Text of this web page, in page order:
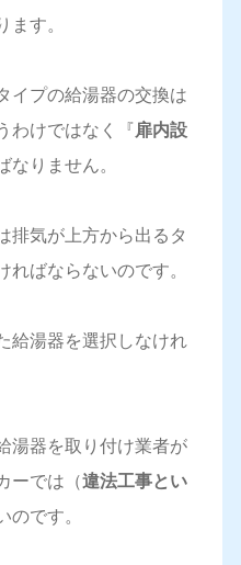
ます。
イプの給湯器の交換は
わけではなく『扉内設
なりません。
排気が上方から出るタ
ればならないのです。
給湯器を選択しなけれ
湯器を取り付け業者が
ーでは（違法工事とい
のです。